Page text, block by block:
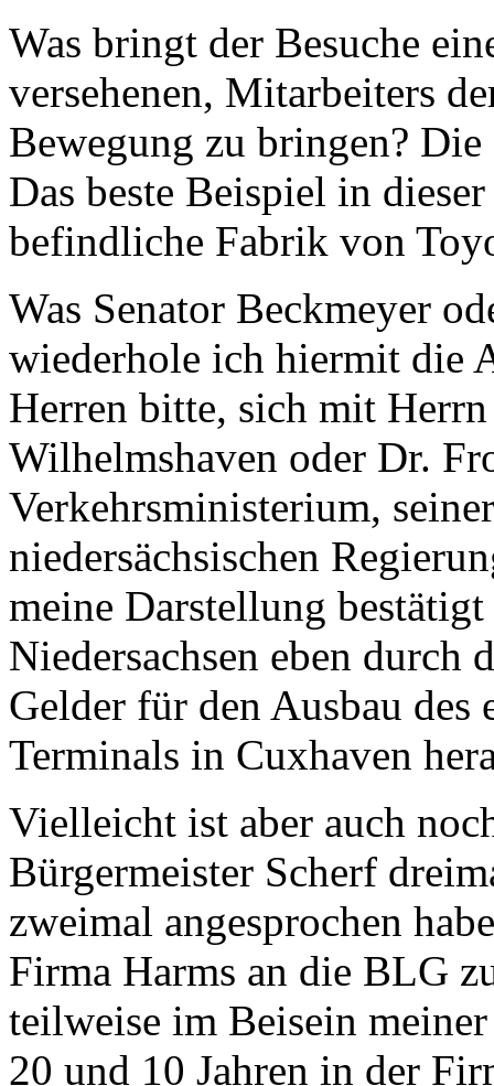
Was bringt der Besuche
versehenen, Mitarbeiters
Bewegung zu bringen?
Das beste Beispiel in
befindliche Fabrik von
Was Senator Beckmeyer
wiederhole ich hiermit die
Herren bitte, sich mit
Wilhelmshaven oder Dr.
Verkehrsministerium,
niedersächsischen
meine Darstellung
Niedersachsen eben durch
Gelder für den Ausbau
Terminals in Cuxhaven
Vielleicht ist aber auch
Bürgermeister Scherf
zweimal angesprochen
Firma Harms an die BLG
teilweise im Beisein
20 und 10 Jahren in der